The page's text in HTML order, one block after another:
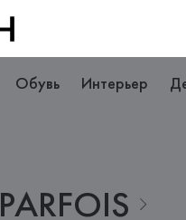
Обувь Интерьер
PARFOIS